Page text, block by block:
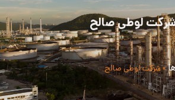
لوطی صالح
»شرکت لوطی صالح